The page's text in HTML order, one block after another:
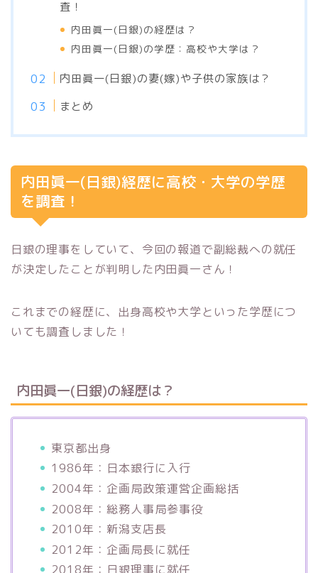
査！
内田眞一(日銀)の経歴は？
内田眞一(日銀)の学歴：高校や大学は？
内田眞一(日銀)の妻(嫁)や子供の家族は？
まとめ
内田眞一(日銀)経歴に高校・大学の学歴
を調査！
日銀の理事をしていて、今回の報道で副総裁への就任
が決定したことが判明した内田眞一さん！
これまでの経歴に、出身高校や大学といった学歴につ
いても調査しました！
内田眞一(日銀)の経歴は？
東京都出身
1986年：日本銀行に入行
2004年：企画局政策運営企画総括
2008年：総務人事局参事役
2010年：新潟支店長
2012年：企画局長に就任
2018年：日銀理事に就任